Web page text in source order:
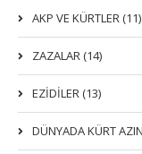
AKP VE KÜRTLER (11)
ZAZALAR (14)
EZIDILER (13)
DÜNYADA KÜRT